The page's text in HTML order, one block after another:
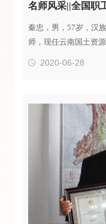
秦忠，男，57岁，汉
师，现任云南国土资
机械行业智能制造职
联盟理事；云南省机
2020-06-28